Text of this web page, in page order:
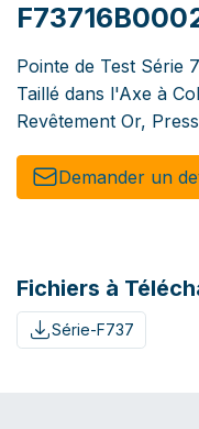
Pointe de Test Série
Taillé dans l'Axe à
Revêtement Or,
Demander un
Fichiers à
Série-F737